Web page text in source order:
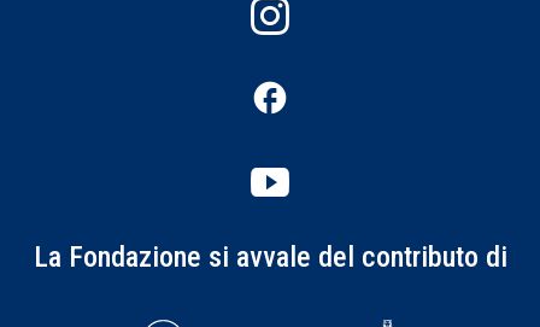
La Fondazione si avvale del contributo di